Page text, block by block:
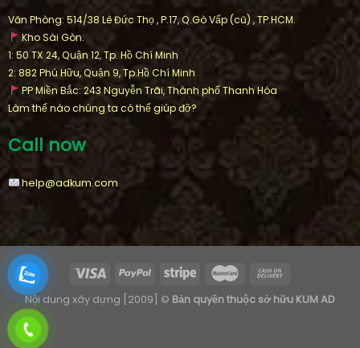
Văn Phòng: 514/38 Lê Đức Thọ , P.17, Q.Gò Vấp (cũ) , TP.HCM.
Kho Sài Gòn:
1: 50 TX 24, Quận 12, Tp. Hồ Chí Minh
2: 882 Phú Hữu, Quận 9, Tp.Hồ Chí Minh
PP Miền Bắc: 243 Nguyễn Trãi, Thành phố Thanh Hóa
Làm thế nào chúng ta có thể giúp đỡ?
Call now
help@adkum.com
Nội dung xây dựng [2009] © Bản quyền thuộc sở hữu KUM AD